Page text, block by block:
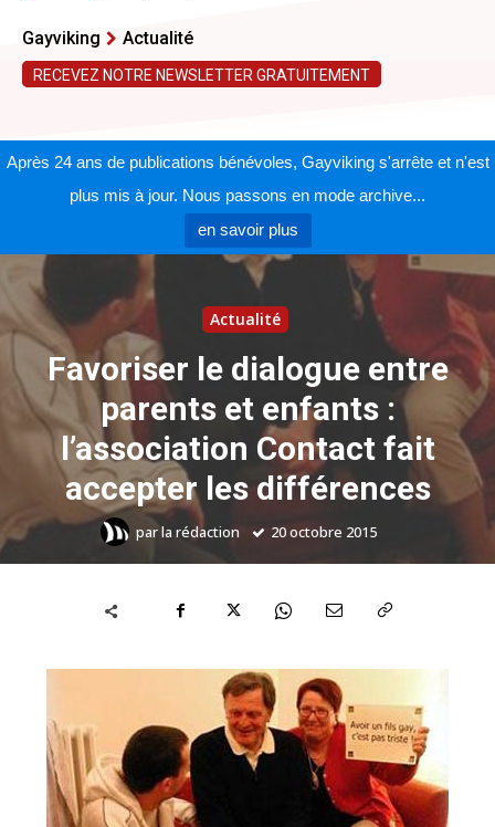
Gayviking Actualité
RECEVEZ NOTRE NEWSLETTER GRATUITEMENT